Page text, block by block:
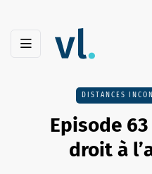
DISTANCES
Episode
droit à